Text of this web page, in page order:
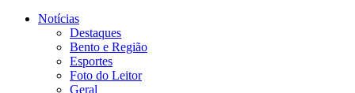
Notícias
Destaques
Bento e Região
Esportes
Foto do Leitor
Geral